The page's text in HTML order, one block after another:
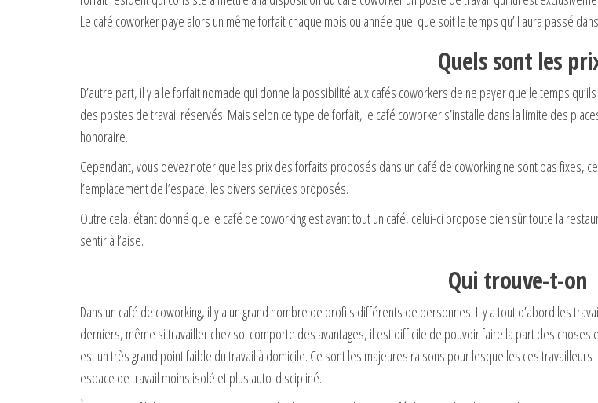
Le café coworker paye alors un même forfait chaque mois ou année quel que soit le temps qu’il aura passé
Quels sont les
D’autre part, il y a le forfait nomade qui donne la possibilité aux cafés coworkers de ne payer que le temps
des postes de travail réservés. Mais selon ce type de forfait, le café coworker s’installe dans la limite des
honoraire.
Cependant, vous devez noter que les prix des forfaits proposés dans un café de coworking ne sont pas fixes,
l’emplacement de l’espace, les divers services proposés.
Outre cela, étant donné que le café de coworking est avant tout un café, celui-ci propose bien sûr toute la
sentir à l’aise.
Qui trouve-t-on
Dans un café de coworking, il y a un grand nombre de profils différents de personnes. Il y a tout d’abord les
derniers, même si travailler chez soi comporte des avantages, il est difficile de pouvoir faire la part des
est un très grand point faible du travail à domicile. Ce sont les majeures raisons pour lesquelles ces
espace de travail moins isolé et plus auto-discipliné.